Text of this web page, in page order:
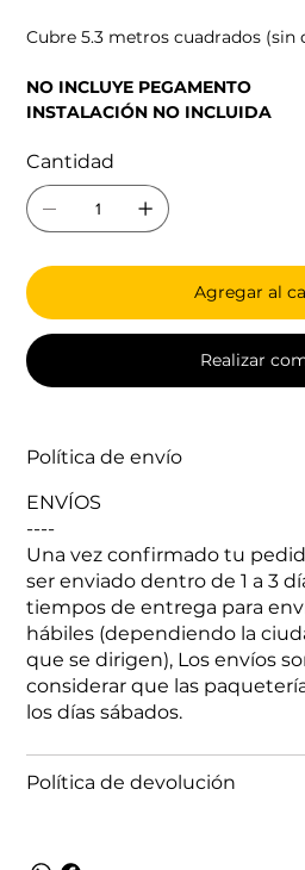
Cubre 5.3 metros cuadrados (sin
NO INCLUYE PEGAMENTO
INSTALACIÓN NO INCLUIDA
Cantidad
Agregar al
Realizar
Política de envío
ENVÍOS
----
Una vez confirmado tu
ser enviado dentro de 1 a 3
tiempos de entrega para
hábiles (dependiendo la
que se dirigen), Los envíos
considerar que las
los días sábados.
Política de devolución